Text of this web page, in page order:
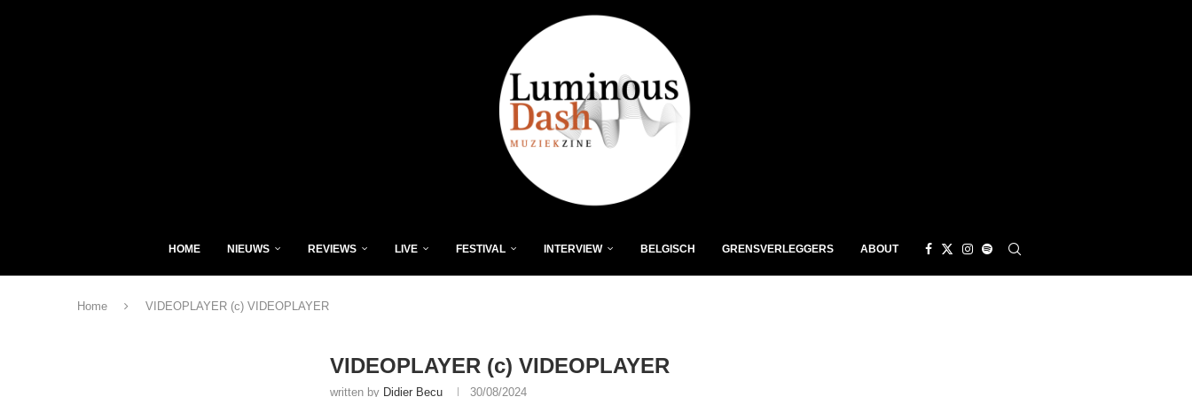
HOME NIEUWS REVIEWS LIVE FESTIVAL INTERVIEW BELGISCH GRENSVERLEGGERS ABOUT
Home VIDEOPLAYER (c) VIDEOPLAYER
VIDEOPLAYER (c) VIDEOPLAYER
written by Didier Becu 30/08/2024